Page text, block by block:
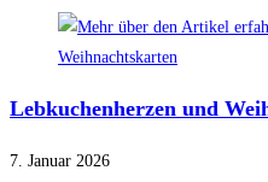
Lebkuchenherzen und
7. Januar 2026